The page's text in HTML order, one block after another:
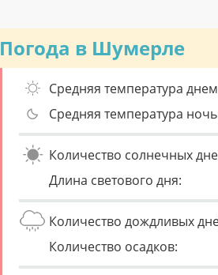
Погода в Шумерле
Средняя температура
Средняя температура
Количество солнечных
Длина светового дня:
Количество дождливых
Количество осадков: